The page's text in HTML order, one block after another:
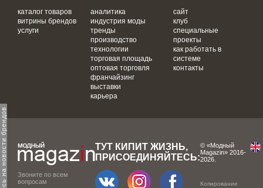
каталог товаров
витрины брендов
услуги
аналитика
индустрия моды
тренды
производство
технологии
торговая площадь
оптовая торговля
франчайзинг
выставки
карьера
сайт
клуб
специальные
проекты
как работать в
системе
контакты
Звоните по всем
вопросам
ТУТ КИПИТ ЖИЗНЬ,
ПРИСОЕДИНЯЙТЕСЬ:
© «Модный
Magazin» 2016-
2026.
Копирование